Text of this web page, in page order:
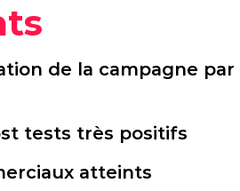
de la campagne par
tests très positifs
atteints